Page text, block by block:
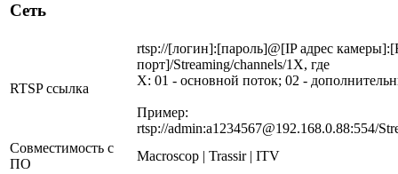
Сеть
RTSP ссылка
rtsp://[логин]:[пароль]@[IP адрес
порт]/Streaming/channels/1X, где
X: 01 - основной поток; 02 -
Пример:
rtsp://admin:a1234567@192.168.0.88:554/
Совместимость с
ПО
Macroscop | Trassir | ITV